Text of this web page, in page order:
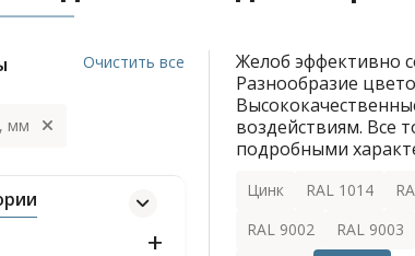
Очистить все
мм
Желоб эффективно
Разнообразие
воздействиям. Все
подробными
Цинк RAL 1014
RAL 9002
RAL 9003